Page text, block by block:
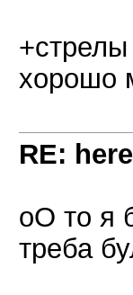
хорошо
RE:
оО то я
треба